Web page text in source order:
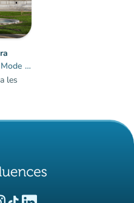
Musée de la Mode de Paris
les